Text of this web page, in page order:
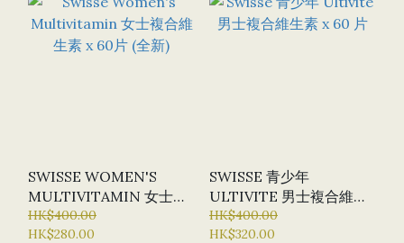
SWISSE WOMEN'S
MULTIVITAMIN 女士複
合維生素 X 60片 (全新)
HK$400.00
HK$280.00
SWISSE 青少年
ULTIVITE 男士複合維生
素 X 60 片
HK$400.00
HK$320.00